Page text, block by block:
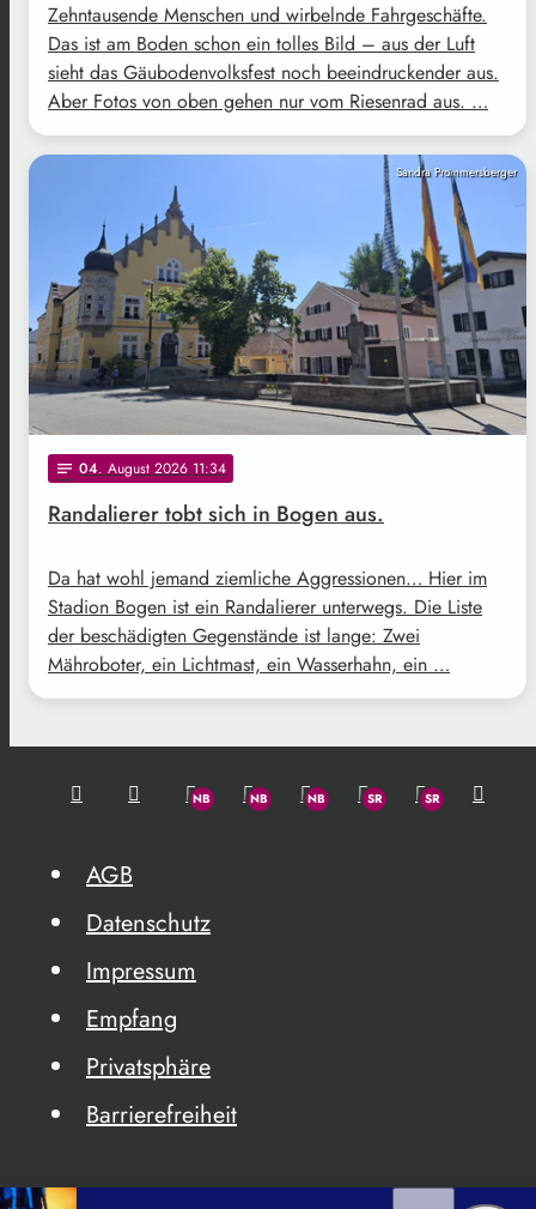
Zehntausende Menschen und wirbelnde Fahrgeschäfte.
Das ist am Boden schon ein tolles Bild – aus der Luft
sieht das Gäubodenvolksfest noch beeindruckender aus.
Aber Fotos von oben gehen nur vom Riesenrad aus. …
Sandra Prommersberger
notes 04. August 2026 11:34
Randalierer tobt sich in Bogen aus.
Da hat wohl jemand ziemliche Aggressionen… Hier im
Stadion Bogen ist ein Randalierer unterwegs. Die Liste
der beschädigten Gegenstände ist lange: Zwei
Mähroboter, ein Lichtmast, ein Wasserhahn, ein …
AGB
Datenschutz
Impressum
Empfang
Privatsphäre
Barrierefreiheit